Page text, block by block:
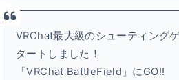
VRChat最大級のシューティング
タートしました！
「VRChat BattleField」にGO!!